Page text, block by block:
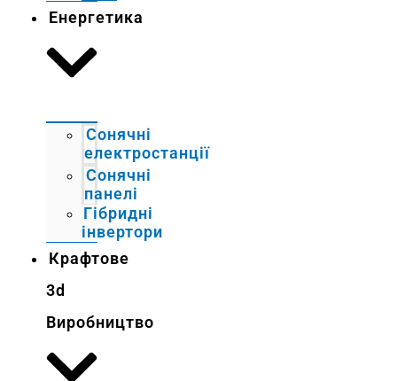
Енергетика
Сонячні
електростанції
Сонячні
панелі
Гібридні
інвертори
Крафтове
3d
Виробництво